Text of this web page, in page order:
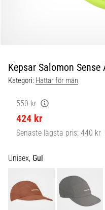
behandling
Upplever
skarp
under
eller
löpning?
de
vanligaste
Kepsar Salomon Sense
Kategori: Hattar för män
550 kr
424 kr
Senaste lägsta pris: 440 kr
Unisex, Gul